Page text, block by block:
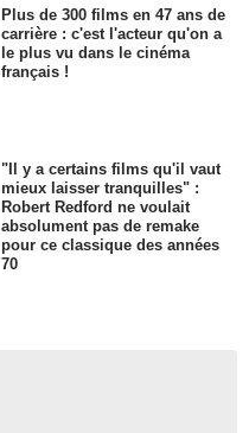
Plus de 300 films en 47 ans de
carrière : c'est l'acteur qu'on a
le plus vu dans le cinéma
français !
"Il y a certains films qu'il vaut
mieux laisser tranquilles" :
Robert Redford ne voulait
absolument pas de remake
pour ce classique des années
70